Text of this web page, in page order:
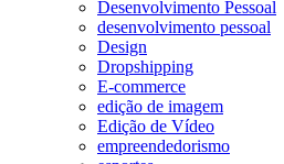
Desenvolvimento Pessoal
desenvolvimento pessoal
Design
Dropshipping
E-commerce
edição de imagem
Edição de Vídeo
empreendedorismo